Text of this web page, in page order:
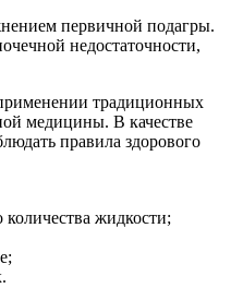
первичной подагры.
недостаточности,
традиционных
медицины. В качестве
правила здорового
количества жидкости;